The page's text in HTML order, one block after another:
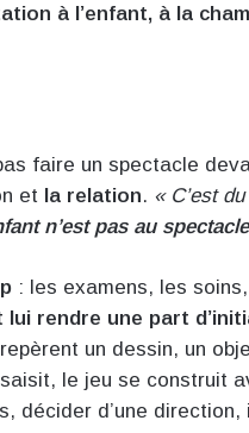
à l’enfant, à la
faire un spectacle
et la relation. « C’est
n’est pas au
: les examens, les
lui rendre une part
un dessin, un
le jeu se construit
décider d’une